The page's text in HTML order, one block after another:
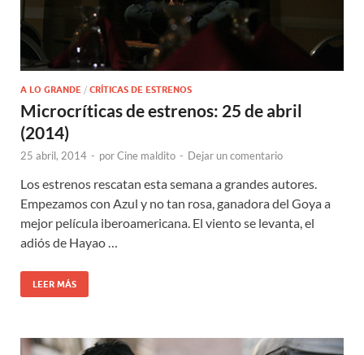
A LO GRANDE / CRÍTICAS DE ESTRENOS
Microcríticas de estrenos: 25 de abril
(2014)
25 abril, 2014 - porCine maldito - Dejar un comentario
Los estrenos rescatan esta semana a grandes autores.
Empezamos con Azul y no tan rosa, ganadora del Goya a
mejor película iberoamericana. El viento se levanta, el
adiós de Hayao …
LEER MÁS